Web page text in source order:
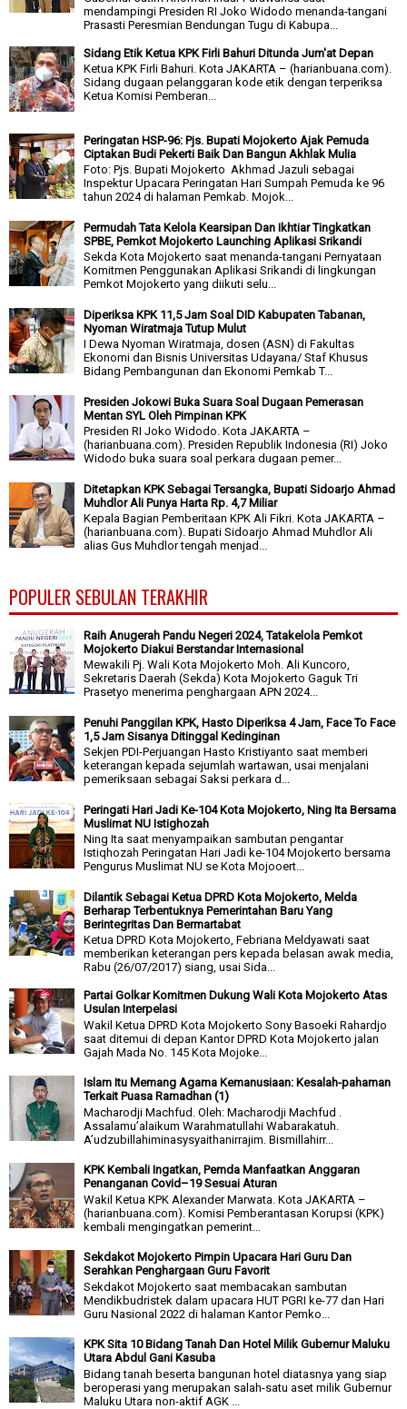
mendampingi Presiden RI Joko Widodo menanda-tangani
Prasasti Peresmian Bendungan Tugu di Kabupa...
Sidang Etik Ketua KPK Firli Bahuri Ditunda Jum'at Depan
Ketua KPK Firli Bahuri. Kota JAKARTA – (harianbuana.com).
Sidang dugaan pelanggaran kode etik dengan terperiksa
Ketua Komisi Pemberan...
Peringatan HSP-96: Pjs. Bupati Mojokerto Ajak Pemuda
Ciptakan Budi Pekerti Baik Dan Bangun Akhlak Mulia
Foto: Pjs. Bupati Mojokerto Akhmad Jazuli sebagai
Inspektur Upacara Peringatan Hari Sumpah Pemuda ke 96
tahun 2024 di halaman Pemkab. Mojok...
Permudah Tata Kelola Kearsipan Dan Ikhtiar Tingkatkan
SPBE, Pemkot Mojokerto Launching Aplikasi Srikandi
Sekda Kota Mojokerto saat menanda-tangani Pernyataan
Komitmen Penggunakan Aplikasi Srikandi di lingkungan
Pemkot Mojokerto yang diikuti selu...
Diperiksa KPK 11,5 Jam Soal DID Kabupaten Tabanan,
Nyoman Wiratmaja Tutup Mulut
I Dewa Nyoman Wiratmaja, dosen (ASN) di Fakultas
Ekonomi dan Bisnis Universitas Udayana/ Staf Khusus
Bidang Pembangunan dan Ekonomi Pemkab T...
Presiden Jokowi Buka Suara Soal Dugaan Pemerasan
Mentan SYL Oleh Pimpinan KPK
Presiden RI Joko Widodo. Kota JAKARTA –
(harianbuana.com). Presiden Republik Indonesia (RI) Joko
Widodo buka suara soal perkara dugaan pemer...
Ditetapkan KPK Sebagai Tersangka, Bupati Sidoarjo Ahmad
Muhdlor Ali Punya Harta Rp. 4,7 Miliar
Kepala Bagian Pemberitaan KPK Ali Fikri. Kota JAKARTA –
(harianbuana.com). Bupati Sidoarjo Ahmad Muhdlor Ali
alias Gus Muhdlor tengah menjad...
POPULER SEBULAN TERAKHIR
Raih Anugerah Pandu Negeri 2024, Tatakelola Pemkot
Mojokerto Diakui Berstandar Internasional
Mewakili Pj. Wali Kota Mojokerto Moh. Ali Kuncoro,
Sekretaris Daerah (Sekda) Kota Mojokerto Gaguk Tri
Prasetyo menerima penghargaan APN 2024...
Penuhi Panggilan KPK, Hasto Diperiksa 4 Jam, Face To Face
1,5 Jam Sisanya Ditinggal Kedinginan
Sekjen PDI-Perjuangan Hasto Kristiyanto saat memberi
keterangan kepada sejumlah wartawan, usai menjalani
pemeriksaan sebagai Saksi perkara d...
Peringati Hari Jadi Ke-104 Kota Mojokerto, Ning Ita Bersama
Muslimat NU Istighozah
Ning Ita saat menyampaikan sambutan pengantar
Istiqhozah Peringatan Hari Jadi ke-104 Mojokerto bersama
Pengurus Muslimat NU se Kota Mojooert...
Dilantik Sebagai Ketua DPRD Kota Mojokerto, Melda
Berharap Terbentuknya Pemerintahan Baru Yang
Berintegritas Dan Bermartabat
Ketua DPRD Kota Mojokerto, Febriana Meldyawati saat
memberikan keterangan pers kepada belasan awak media,
Rabu (26/07/2017) siang, usai Sida...
Partai Golkar Komitmen Dukung Wali Kota Mojokerto Atas
Usulan Interpelasi
Wakil Ketua DPRD Kota Mojokerto Sony Basoeki Rahardjo
saat ditemui di depan Kantor DPRD Kota Mojokerto jalan
Gajah Mada No. 145 Kota Mojoke...
Islam Itu Memang Agama Kemanusiaan: Kesalah-pahaman
Terkait Puasa Ramadhan (1)
Macharodji Machfud. Oleh: Macharodji Machfud .
Assalamu’alaikum Warahmatullahi Wabarakatuh.
A’udzubillahiminasysyaithanirrajim. Bismillahirr...
KPK Kembali Ingatkan, Pemda Manfaatkan Anggaran
Penanganan Covid–19 Sesuai Aturan
Wakil Ketua KPK Alexander Marwata. Kota JAKARTA –
(harianbuana.com). Komisi Pemberantasan Korupsi (KPK)
kembali mengingatkan pemerint...
Sekdakot Mojokerto Pimpin Upacara Hari Guru Dan
Serahkan Penghargaan Guru Favorit
Sekdakot Mojokerto saat membacakan sambutan
Mendikbudristek dalam upacara HUT PGRI ke-77 dan Hari
Guru Nasional 2022 di halaman Kantor Pemko...
KPK Sita 10 Bidang Tanah Dan Hotel Milik Gubernur Maluku
Utara Abdul Gani Kasuba
Bidang tanah beserta bangunan hotel diatasnya yang siap
beroperasi yang merupakan salah-satu aset milik Gubernur
Maluku Utara non-aktif AGK ...